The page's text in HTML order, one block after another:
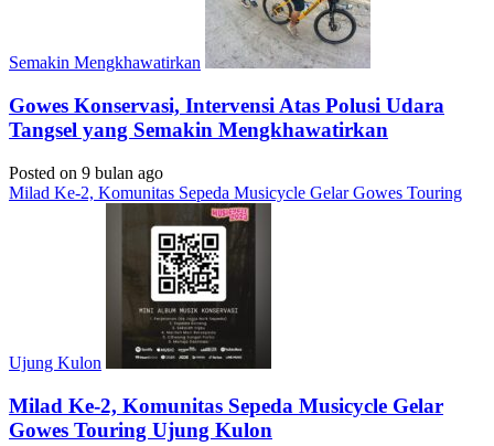
Semakin Mengkhawatirkan
Gowes Konservasi, Intervensi Atas Polusi Udara
Tangsel yang Semakin Mengkhawatirkan
Posted on 9 bulan ago
Milad Ke-2, Komunitas Sepeda Musicycle Gelar Gowes Touring
Ujung Kulon
Milad Ke-2, Komunitas Sepeda Musicycle Gelar
Gowes Touring Ujung Kulon